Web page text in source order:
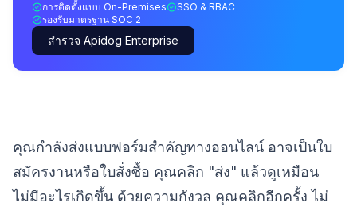
การติดตั้งแบบ On-Premises
SSO & RBAC
รองรับมาตรฐาน SOC 2
สำรวจ Apidog Enterprise
คุณกำลังส่งแบบฟอร์มสำคัญทางออนไลน์ อาจเป็นใบ
สมัครงานหรือใบสั่งซื้อ คุณคลิก "ส่ง" แล้วดูเหมือน
ไม่มีอะไรเกิดขึ้น ด้วยความกังวล คุณคลิกอีกครั้ง ไม่